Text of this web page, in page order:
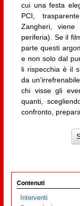
cui una festa
PCI,
Zangheri,
periferia). Se il
parte questi
e non solo dal
li rispecchia è il
da
chi visse gli
quanti,
confronto,
Contenuti
Interventi